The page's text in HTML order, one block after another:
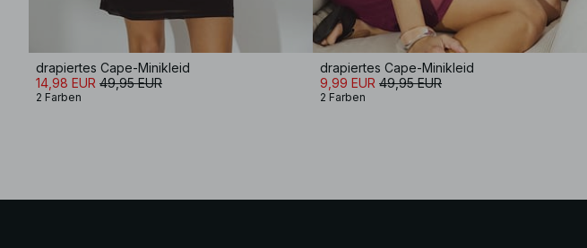
drapiertes Cape-Minikleid
14,98 EUR 49,95 EUR
2 Farben
drapiertes Cape-Minikleid
9,99 EUR 49,95 EUR
2 Farben